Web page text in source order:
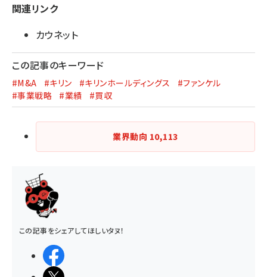
関連リンク
カウネット
この記事のキーワード
#M&A #キリン #キリンホールディングス
#ファンケル
#事業戦略
#業績 #買収
業界動向 10,113
この記事をシェアしてほしいタヌ！